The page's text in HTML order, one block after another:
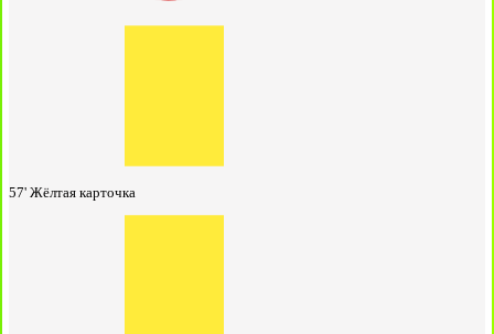
57' Жёлтая карточка